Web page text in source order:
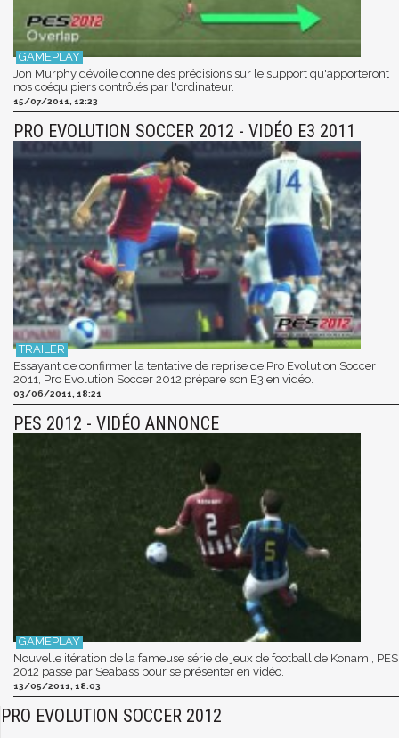
Jon Murphy dévoile donne des précisions sur le support qu'apporteront
nos coéquipiers contrôlés par l'ordinateur.
15/07/2011, 12:23
PRO EVOLUTION SOCCER 2012 - VIDÉO E3 2011
Essayant de confirmer la tentative de reprise de Pro Evolution Soccer
2011, Pro Evolution Soccer 2012 prépare son E3 en vidéo.
03/06/2011, 18:21
PES 2012 - VIDÉO ANNONCE
Nouvelle itération de la fameuse série de jeux de football de Konami, PES
2012 passe par Seabass pour se présenter en vidéo.
13/05/2011, 18:03
PRO EVOLUTION SOCCER 2012